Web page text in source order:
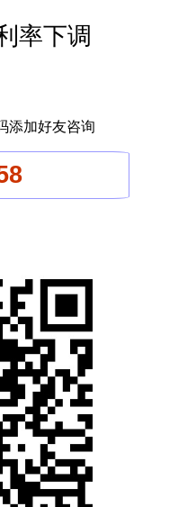
率下调
添加好友咨询